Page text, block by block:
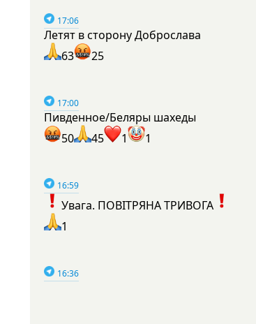
17:06
Летят в сторону Доброслава
63
25
17:00
Пивденное/Беляры шахеды
50
45 1 1
16:59
Увага. ПОВІТРЯНА ТРИВОГА
1
16:36